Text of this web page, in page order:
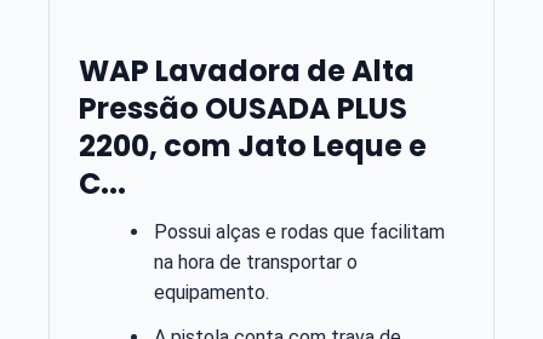
WAP Lavadora de Alta
Pressão OUSADA PLUS
2200, com Jato Leque e
C...
Possui alças e rodas que facilitam
na hora de transportar o
equipamento.